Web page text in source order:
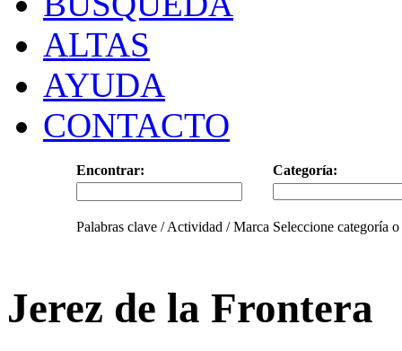
ALTAS
AYUDA
CONTACTO
Encontrar: Categoría:
Palabras clave / Actividad / Marca Seleccione categoría
Jerez de la Frontera